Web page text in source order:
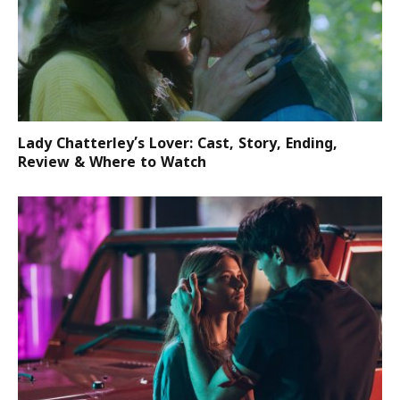
Lady Chatterley’s Lover: Cast, Story, Ending,
Review & Where to Watch